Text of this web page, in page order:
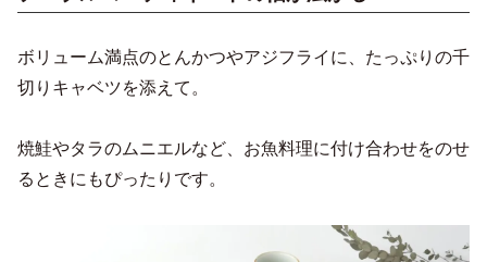
ボリューム満点のとんかつやアジフライに、たっぷりの千
切りキャベツを添えて。
焼鮭やタラのムニエルなど、お魚料理に付け合わせをのせ
るときにもぴったりです。